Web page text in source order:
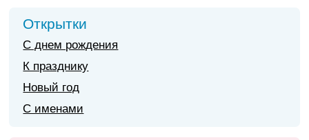
Открытки
С днем рождения
К празднику
Новый год
С именами